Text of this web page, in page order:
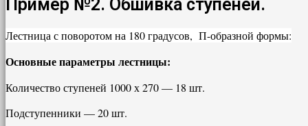
Пример №2. Обшивка ступеней.
Лестница с поворотом на 180 градусов, П-образной формы:
Основные параметры лестницы:
Количество ступеней 1000 х 270 — 18 шт.
Подступенники — 20 шт.